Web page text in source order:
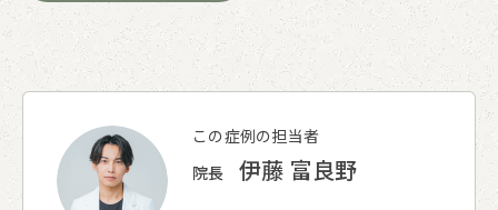
この症例の担当者
院長
伊藤 富良野